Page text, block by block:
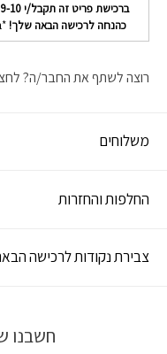
ברכישת פריט זה תקבל/י9-10
כהנחה לרכישה הבאה שלך!
משלוחים
החלפות והחזרות
צבירת נקודות לרכישה
רוצה לשתף את החבר/ה?
חשבנו